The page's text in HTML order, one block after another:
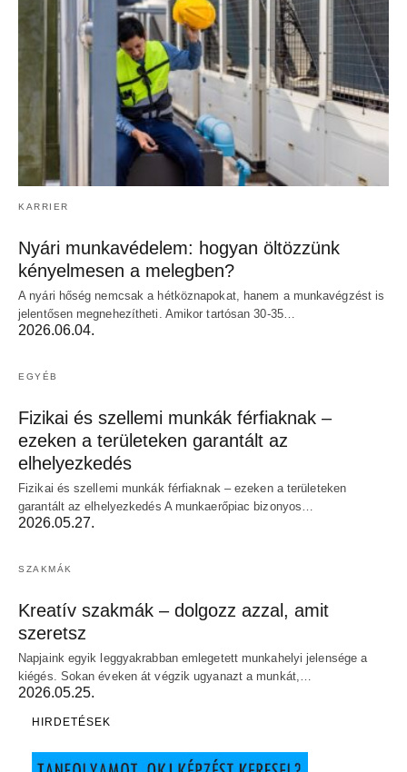
KARRIER
Nyári munkavédelem: hogyan öltözzünk
kényelmesen a melegben?
A nyári hőség nemcsak a hétköznapokat, hanem a munkavégzést is
jelentősen megnehezítheti. Amikor tartósan 30-35…
2026.06.04.
EGYÉB
Fizikai és szellemi munkák férfiaknak –
ezeken a területeken garantált az
elhelyezkedés
Fizikai és szellemi munkák férfiaknak – ezeken a területeken
garantált az elhelyezkedés A munkaerőpiac bizonyos…
2026.05.27.
SZAKMÁK
Kreatív szakmák – dolgozz azzal, amit
szeretsz
Napjaink egyik leggyakrabban emlegetett munkahelyi jelensége a
kiégés. Sokan éveken át végzik ugyanazt a munkát,…
2026.05.25.
HIRDETÉSEK